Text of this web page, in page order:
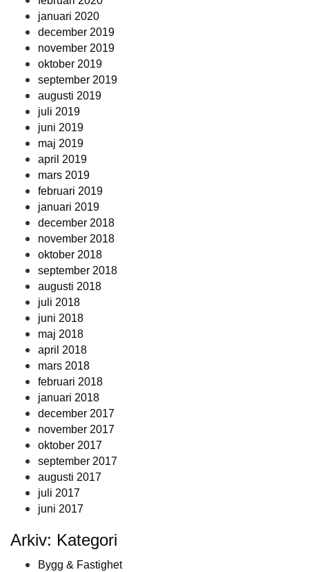
januari 2020
december 2019
november 2019
oktober 2019
september 2019
augusti 2019
juli 2019
juni 2019
maj 2019
april 2019
mars 2019
februari 2019
januari 2019
december 2018
november 2018
oktober 2018
september 2018
augusti 2018
juli 2018
juni 2018
maj 2018
april 2018
mars 2018
februari 2018
januari 2018
december 2017
november 2017
oktober 2017
september 2017
augusti 2017
juli 2017
juni 2017
Arkiv: Kategori
Bygg & Fastighet